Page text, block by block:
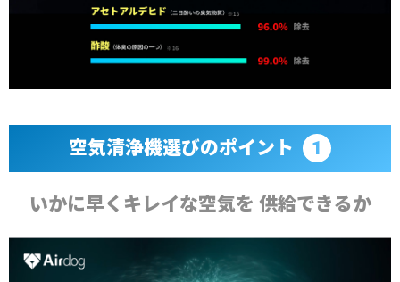
空気清浄機選びのポイント 1
いかに早くキレイな空気を 供給できるか